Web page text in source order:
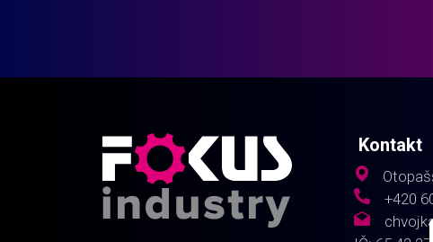
Kontakt
+420